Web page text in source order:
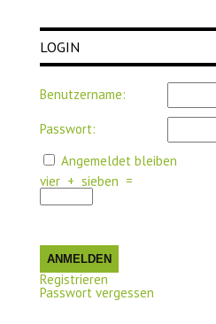
LOGIN
Benutzername:
Passwort:
Angemeldet bleiben
vier + sieben =
ANMELDEN
Registrieren
Passwort vergessen